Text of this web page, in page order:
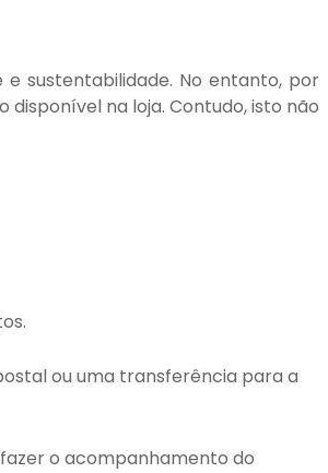
sustentabilidade. No entanto, por
na loja. Contudo, isto não
ou uma transferência para a
o acompanhamento do